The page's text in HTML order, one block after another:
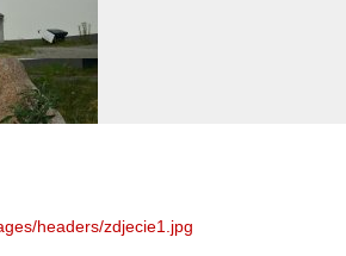
headers/zdjecie1.jpg